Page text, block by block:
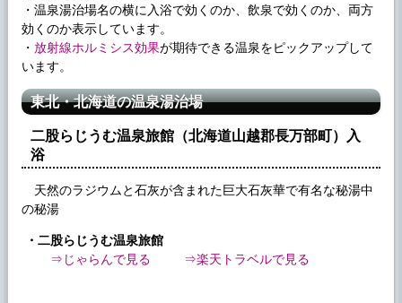
・温泉湯治場名の横に入浴で効くのか、飲泉で効くのか、両方
効くのか表示しています。
・ 放射線ホルミシス効果が期待できる温泉をピックアップして
います。
東北・北海道の温泉湯治場
二股らじうむ温泉旅館（北海道山越郡長万部町）入
浴
天然のラジウムと石灰が含まれた巨大石灰華で有名な秘湯中
の秘湯
・二股らじうむ温泉旅館
⇒じゃらんで見る
⇒楽天トラベルで見る